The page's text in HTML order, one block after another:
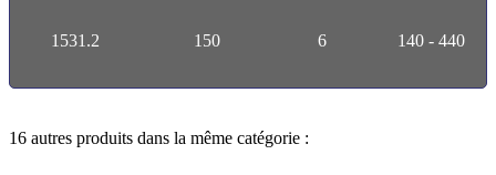
1531.2 150 6 140 - 440
16 autres produits dans la même catégorie :